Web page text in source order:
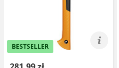
BESTSELLER